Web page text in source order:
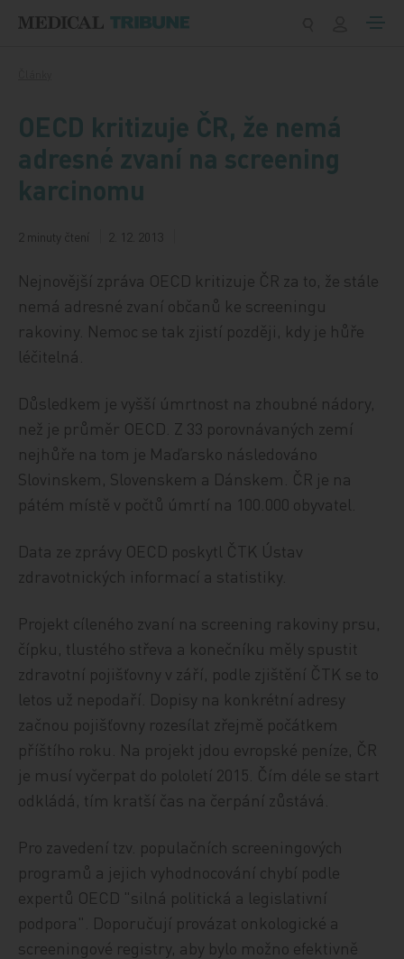
OECD kritizuje ČR, že nemá
adresné zvaní na screening
karcinomu
2 minuty čtení 2. 12. 2013
Nejnovější zpráva OECD kritizuje ČR za to, že stále
nemá adresné zvaní občanů ke screeningu
rakoviny. Nemoc se tak zjistí později, kdy je hůře
léčitelná.
Důsledkem je vyšší úmrtnost na zhoubné nádory,
než je průměr OECD. Z 33 porovnávaných zemí
nejhůře na tom je Maďarsko následováno
Slovinskem, Slovenskem a Dánskem. ČR je na
pátém místě v počtů úmrtí na 100.000 obyvatel.
Data ze zprávy OECD poskytl ČTK Ústav
zdravotnických informací a statistiky.
Projekt cíleného zvaní na screening rakoviny prsu,
čípku, tlustého střeva a konečníku měly spustit
zdravotní pojišťovny v září, podle zjištění ČTK se to
letos už nepodaří. Dopisy na konkrétní adresy
začnou pojišťovny rozesílat zřejmě počátkem
příštího roku. Na projekt jdou evropské peníze, ČR
je musí vyčerpat do pololetí 2015. Čím déle se start
odkládá, tím kratší čas na čerpání zůstává.
Pro zavedení tzv. populačních screeningových
programů a jejich vyhodnocování chybí podle
expertů OECD "silná politická a legislativní
podpora". Doporučují provázat onkologické a
screeningové registry, aby bylo možno efektivně